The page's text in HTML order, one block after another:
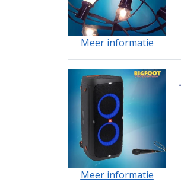
Meer informatie
Meer informatie